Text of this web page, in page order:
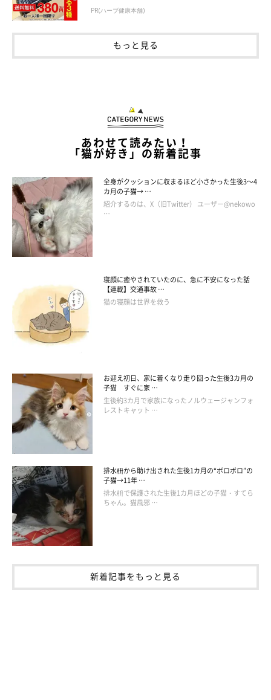
だいふくくんの行動は予想外だった
落ち込んでいるように見えた源次郎くんですが、じつはおねだりの途中で眠
くなってしまっていたのだとか（笑）
@minamoto.26_kappa
飼い主さんによれば、子猫のだいふくくんは先住猫の源次郎くん
たちをいつも追い回したり、叩いたりしているとのこと。そのた
くなでていたときは、
とても驚いた
PR(ハーブ健康本舗)
もっと見る
あわせて読みたい！
「猫が好き」の新着記事
全身がクッションに収まるほど小さかった生後3～4
カ月の子猫→ …
紹介するのは、X（旧Twitter） ユーザー@nekowo
…
寝顔に癒やされていたのに、急に不安になった話
【連載】交通事故 …
猫の寝顔は世界を救う
お迎え初日、家に着くなり走り回った生後3カ月の
子猫 すぐに家 …
生後約3カ月で家族になったノルウェージャンフォ
レストキャット …
排水枡から助け出された生後1カ月の“ボロボロ”の
子猫→11年 …
排水枡で保護された生後1カ月ほどの子猫・すてら
ちゃん。猫風邪 …
新着記事をもっと見る